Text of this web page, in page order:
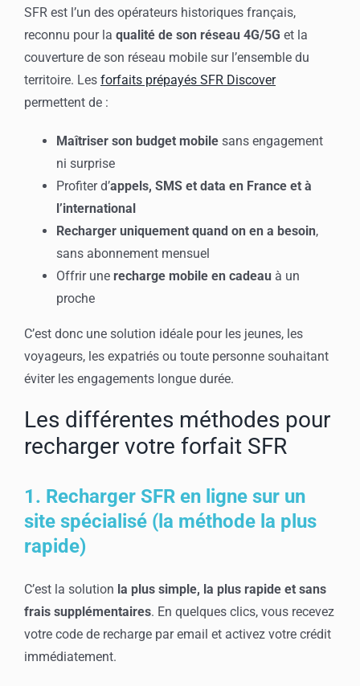
SFR est l’un des opérateurs historiques français,
reconnu pour la qualité de son réseau 4G/5G et la
couverture de son réseau mobile sur l’ensemble du
territoire. Les forfaits prépayés SFR Discover
permettent de :
Maîtriser son budget mobile sans engagement
ni surprise
Profiter d’appels, SMS et data en France et à
l’international
Recharger uniquement quand on en a besoin,
sans abonnement mensuel
Offrir une recharge mobile en cadeau à un
proche
C’est donc une solution idéale pour les jeunes, les
voyageurs, les expatriés ou toute personne souhaitant
éviter les engagements longue durée.
Les différentes méthodes pour
recharger votre forfait SFR
1. Recharger SFR en ligne sur un
site spécialisé (la méthode la plus
rapide)
C’est la solution la plus simple, la plus rapide et sans
frais supplémentaires. En quelques clics, vous recevez
votre code de recharge par email et activez votre crédit
immédiatement.